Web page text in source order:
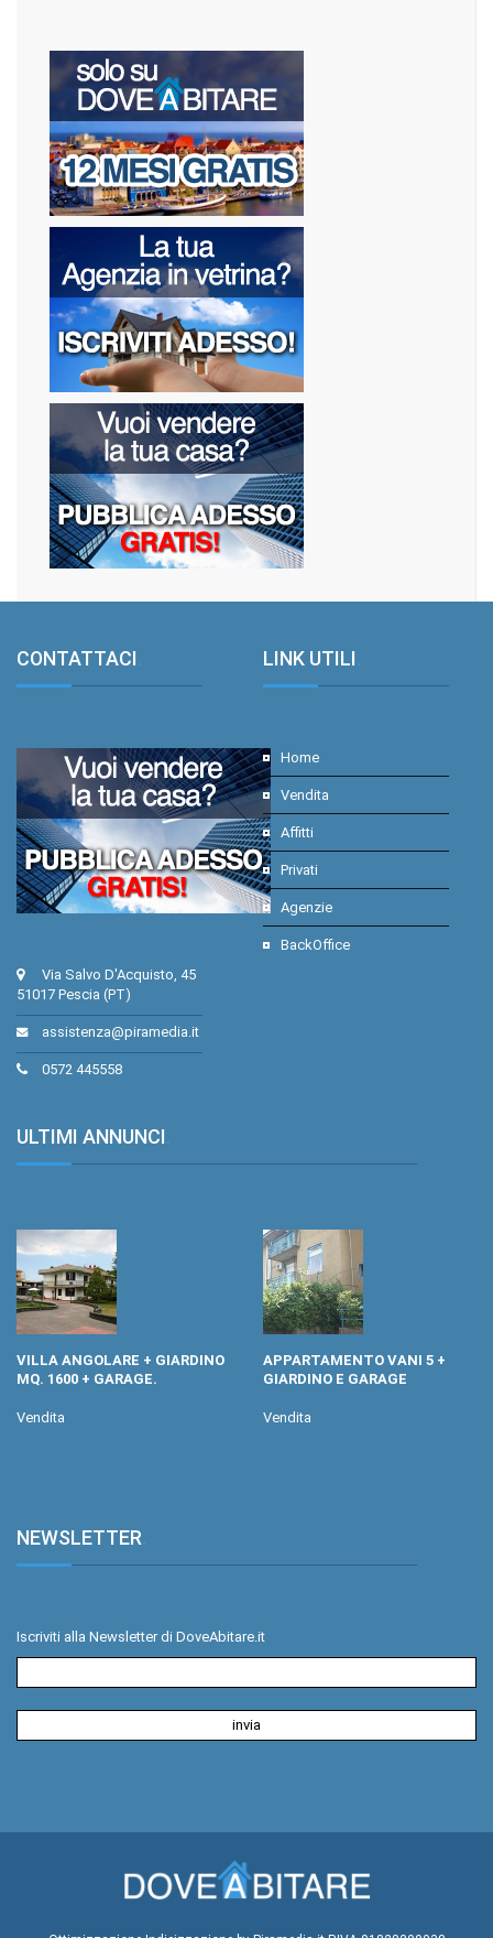
CONTATTACI.
Via Salvo D'Acquisto, 45
51017 Pescia (PT)
assistenza@piramedia.it
0572 445558
LINK UTILI.
Home
Vendita
Affitti
Privati
Agenzie
BackOffice
ULTIMI ANNUNCI.
VILLA ANGOLARE + GIARDINO
MQ. 1600 + GARAGE.
Vendita
APPARTAMENTO VANI 5 +
GIARDINO E GARAGE
Vendita
NEWSLETTER.
Iscriviti alla Newsletter di DoveAbitare.it